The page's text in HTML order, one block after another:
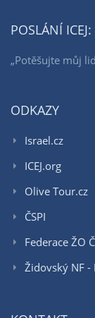
POSLÁNÍ ICEJ:
„Potěšujte můj
ODKAZY
Israel.cz
ICEJ.org
Olive Tour.cz
ČSPI
Federace ŽO
Židovský NF -